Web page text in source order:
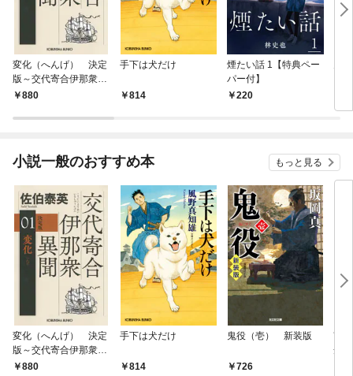
変化（へんげ） 決定
版～交代寄合伊那衆異
聞（1）～
880
手下は犬だけ
814
煙たい話 1【特典ペー
パー付】
220
小説一般のおすすめ本 もっと見る
変化（へんげ） 決定
版～交代寄合伊那衆異
聞（1）～
880
手下は犬だけ
814
鬼役（壱） 新装版
726
南
舟